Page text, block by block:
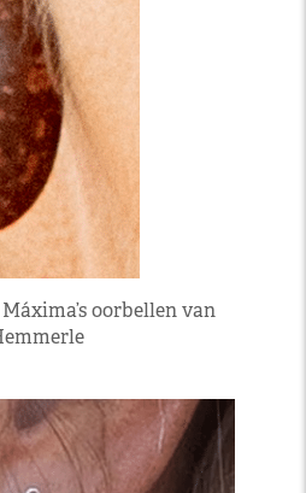
oorbellen van